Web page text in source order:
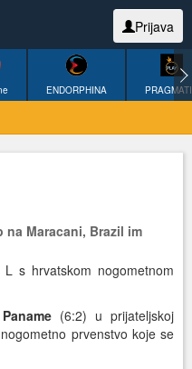
Prijava
ENDORPHINA
Maracani, Brazil im
s hrvatskom nogometnom
Paname (6:2) u prijateljskoj
prvenstvo koje se